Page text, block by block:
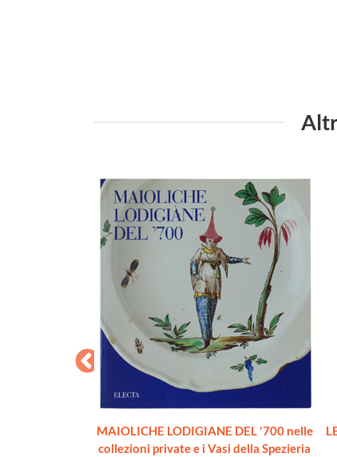
MAIOLICHE LODIGIANE DEL '700 nelle
collezioni private e i Vasi della Spezieria